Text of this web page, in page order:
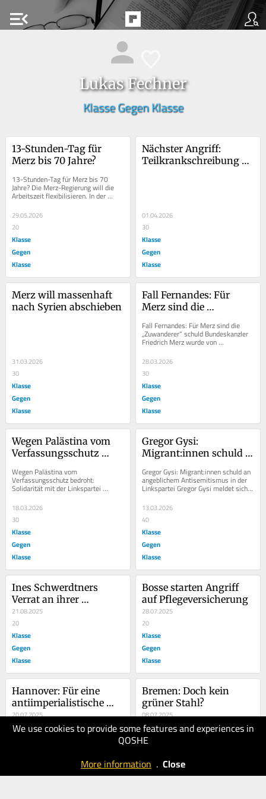
menu_open
Lukas Fechner
Klasse Gegen Klasse
We use cookies to provide some features and experiences in
QOSHE
More information . Close
13-Stunden-Tag für
Merz bis 70 Jahre?
13-Stunden-Tag für Merz bis 70
Jahre? Die Merz-Regierung will die
Arbeitszeit flexibilisieren. In der
pro Woche...
29.05.2026
20
Klasse
Gegen
Klasse
Nächster Angriff:
Teilkrankschreibung
01.04.2026
30
Klasse
Gegen
Klasse
Merz will massenhaft
nach Syrien abschieben
31.03.2026
30
Klasse
Gegen
Klasse
Fall Fernandes: Für
Merz sind die
Fall Fernandes: Für Merz sind die
„Zuwanderer“ schuld Bundeskanzler
Friedrich Merz wurde von
Stellungnahme zu Gewalt an...
28.03.2026
30
Klasse
Gegen
Klasse
Wegen Palästina vom
Verfassungsschutz
der Linkspartei
Niedersachsen!
Wegen Palästina vom
Verfassungsschutz bedroht:
Solidarität mit der Linkspartei
Niedersachsen! Nach dem Beschluss
über die Ablehnung des Zionismus...
18.03.2026
30
Klasse
Gegen
Klasse
Gregor Gysi:
Migrant:innen schuld
Antisemitismus in der
Linkspartei
Gregor Gysi: Migrant:innen schuld an
angeblichem Antisemitismus in der
Linkspartei Gregor Gysi meldet sich
zu Wort über den angeblich
gestiegenen...
13.03.2026
40
Klasse
Gegen
Klasse
Ines Schwerdtners
Verrat an ihrer
Neuköllner-Basis
21.08.2025
20
Klasse
Gegen
Klasse
Bosse starten Angriff
auf Pflegeversicherung
28.07.2025
20
Klasse
Gegen
Klasse
Hannover: Für eine
antiimperialistische
und revolutionäre
Palästinademo gegen
20.07.2025
20
Bremen: Doch kein
grüner Stahl?
08.07.2025
40
Klasse
Klasse